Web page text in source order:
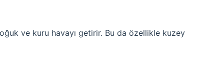
ve kuru havayı getirir. Bu da özellikle kuzey